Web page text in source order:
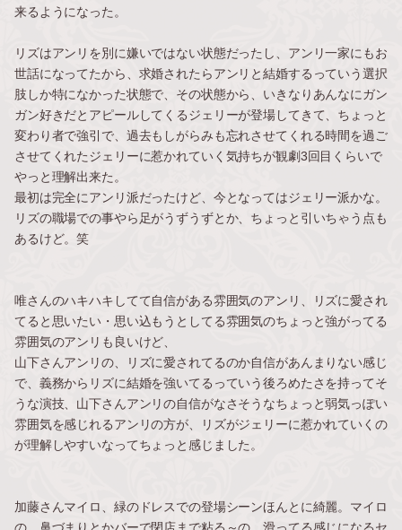
来るようになった。
リズはアンリを別に嫌いではない状態だったし、アンリ一家にもお
世話になってたから、求婚されたらアンリと結婚するっていう選択
肢しか特になかった状態で、その状態から、いきなりあんなにガン
ガン好きだとアピールしてくるジェリーが登場してきて、ちょっと
変わり者で強引で、過去もしがらみも忘れさせてくれる時間を過ご
させてくれたジェリーに惹かれていく気持ちが観劇3回目くらいで
やっと理解出来た。
最初は完全にアンリ派だったけど、今となってはジェリー派かな。
リズの職場での事やら足がうずうずとか、ちょっと引いちゃう点も
あるけど。笑
唯さんのハキハキしてて自信がある雰囲気のアンリ、リズに愛され
てると思いたい・思い込もうとしてる雰囲気のちょっと強がってる
雰囲気のアンリも良いけど、
山下さんアンリの、リズに愛されてるのか自信があんまりない感じ
で、義務からリズに結婚を強いてるっていう後ろめたさを持ってそ
うな演技、山下さんアンリの自信がなさそうなちょっと弱気っぽい
雰囲気を感じれるアンリの方が、リズがジェリーに惹かれていくの
が理解しやすいなってちょっと感じました。
加藤さんマイロ、緑のドレスでの登場シーンほんとに綺麗。マイロ